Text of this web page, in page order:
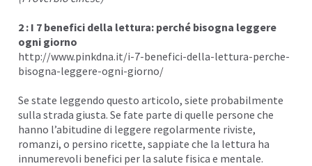
2 : I 7 benefici della lettura: perché bisogna leggere
ogni giorno
http://www.pinkdna.it/i-7-benefici-della-lettura-perche-
bisogna-leggere-ogni-giorno/
Se state leggendo questo articolo, siete probabilmente
sulla strada giusta. Se fate parte di quelle persone che
hanno l’abitudine di leggere regolarmente riviste,
romanzi, o persino ricette, sappiate che la lettura ha
innumerevoli benefici per la salute fisica e mentale.